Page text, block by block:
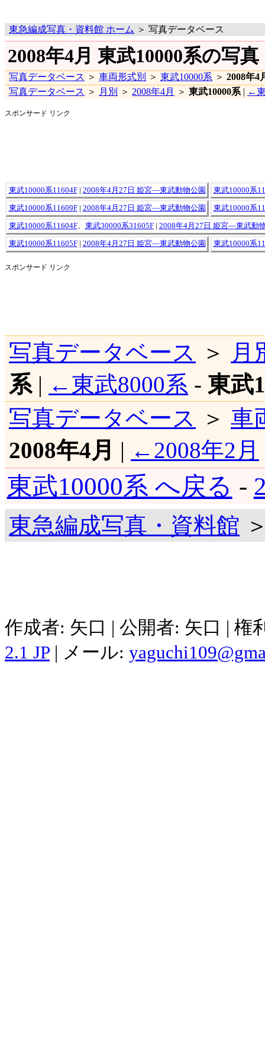
東急編成写真・資料館 ホーム ＞ 写真データベース
2008年4月 東武10000系の写真
写真データベース ＞ 車両形式別 ＞ 東武10000系 ＞ 2008年4
写真データベース ＞ 月別 ＞ 2008年4月 ＞ 東武10000系 | ←
スポンサード リンク
東武10000系11604F| 2008年4月27日 姫宮―東武動物公園 東武10000系
東武10000系11609F| 2008年4月27日 姫宮―東武動物公園 東武10000系
東武10000系11604F、 東武30000系31605F| 2008年4月27日 姫宮―東武動
東武10000系11605F| 2008年4月27日 姫宮―東武動物公園 東武10000系
スポンサード リンク
写真データベース ＞
月
系 | ←東武8000系 - 東武
写真データベース
＞ 車
2008年4月 | ←2008年2月
東武10000系 へ戻る -
東急編成写真・資料館
作成者: 矢口 | 公開者: 矢口 |
2.1 JP | メール: